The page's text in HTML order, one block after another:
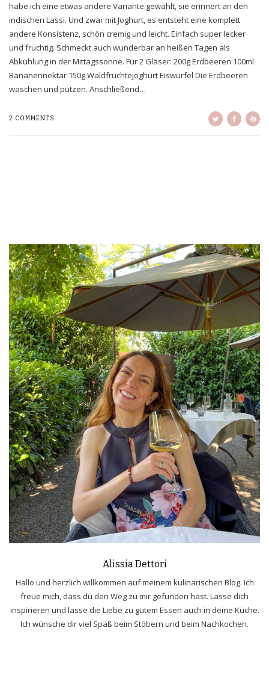
habe ich eine etwas andere Variante gewählt, sie erinnert an den
indischen Lassi. Und zwar mit Joghurt, es entsteht eine komplett
andere Konsistenz, schön cremig und leicht. Einfach super lecker
und fruchtig. Schmeckt auch wunderbar an heißen Tagen als
Abkühlung in der Mittagssonne. Für 2 Gläser: 200g Erdbeeren 100ml
Bananennektar 150g Waldfrüchtejoghurt Eiswürfel Die Erdbeeren
waschen und putzen. Anschließend…
2 COMMENTS
Alissia Dettori
Hallo und herzlich willkommen auf meinem kulinarischen Blog. Ich
freue mich, dass du den Weg zu mir gefunden hast. Lasse dich
inspirieren und lasse die Liebe zu gutem Essen auch in deine Küche.
Ich wünsche dir viel Spaß beim Stöbern und beim Nachkochen.